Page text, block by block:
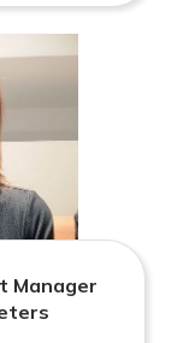
Manager